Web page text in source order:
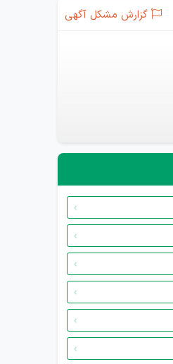
گزارش مشکل آگهی